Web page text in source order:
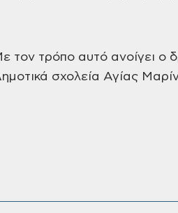
τον τρόπο αυτό ανοίγει ο
σχολεία Αγίας